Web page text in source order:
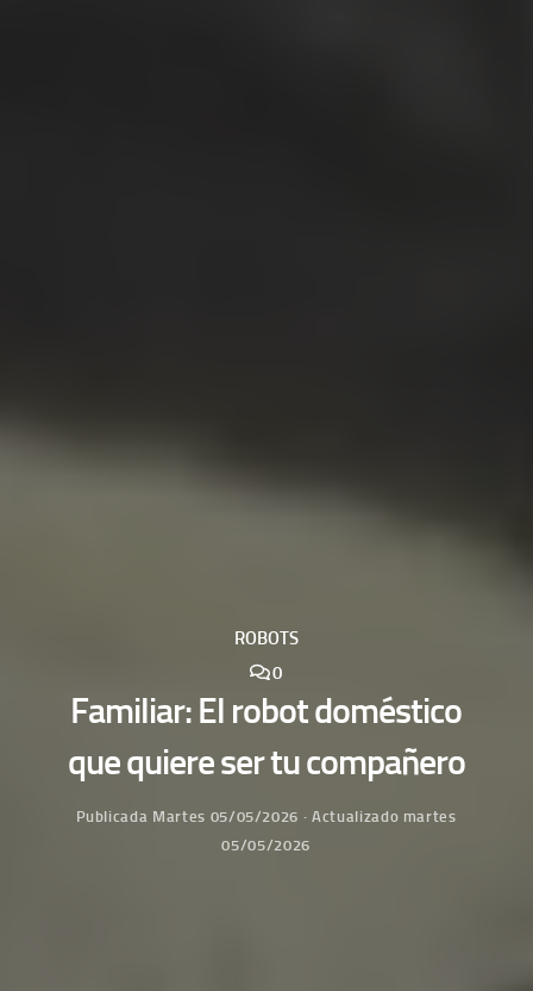
ROBOTS
0
Familiar: El robot doméstico
que quiere ser tu compañero
Publicada Martes 05/05/2026 · Actualizado martes
05/05/2026